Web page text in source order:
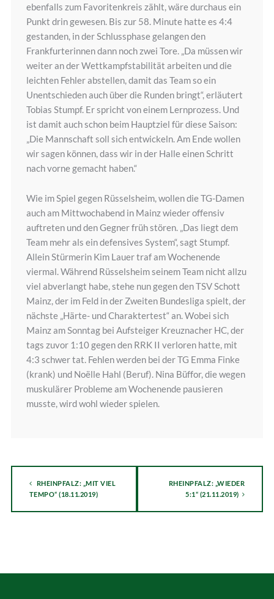
ebenfalls zum Favoritenkreis zählt, wäre durchaus ein
Punkt drin gewesen. Bis zur 58. Minute hatte es 4:4
gestanden, in der Schlussphase gelangen den
Frankfurterinnen dann noch zwei Tore. „Da müssen wir
weiter an der Wettkampfstabilität arbeiten und die
leichten Fehler abstellen, damit das Team so ein
Unentschieden auch über die Runden bringt“, erläutert
Tobias Stumpf. Er spricht von einem Lernprozess. Und
ist damit auch schon beim Hauptziel für diese Saison:
„Die Mannschaft soll sich entwickeln. Am Ende wollen
wir sagen können, dass wir in der Halle einen Schritt
nach vorne gemacht haben.“
Wie im Spiel gegen Rüsselsheim, wollen die TG-Damen
auch am Mittwochabend in Mainz wieder offensiv
auftreten und den Gegner früh stören. „Das liegt dem
Team mehr als ein defensives System“, sagt Stumpf.
Allein Stürmerin Kim Lauer traf am Wochenende
viermal. Während Rüsselsheim seinem Team nicht allzu
viel abverlangt habe, stehe nun gegen den TSV Schott
Mainz, der im Feld in der Zweiten Bundesliga spielt, der
nächste „Härte- und Charaktertest“ an. Wobei sich
Mainz am Sonntag bei Aufsteiger Kreuznacher HC, der
tags zuvor 1:10 gegen den RRK II verloren hatte, mit
4:3 schwer tat. Fehlen werden bei der TG Emma Finke
(krank) und Noëlle Hahl (Beruf). Nina Büffor, die wegen
muskulärer Probleme am Wochenende pausieren
musste, wird wohl wieder spielen.
RHEINPFALZ: „MIT VIEL
TEMPO“ (18.11.2019)
RHEINPFALZ: „WIEDER
5:1“ (21.11.2019)